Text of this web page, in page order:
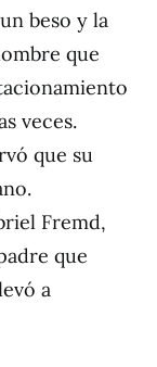
beso y la
que
veces.
que su
Fremd,
que
a